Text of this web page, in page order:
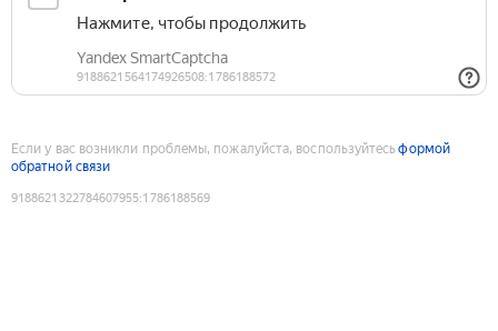
Если у вас возникли проблемы, пожалуйста, воспользуйтесьформой
обратной связи
9188621322784607955:1786188569